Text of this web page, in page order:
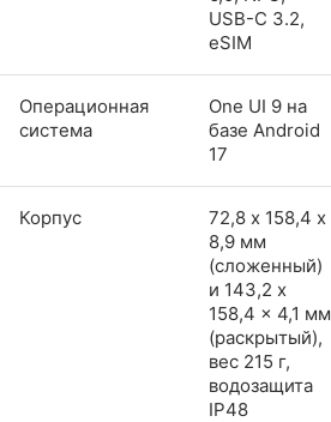
USB-C 3.2,
eSIM
Операционная
система
One UI 9 на
базе Android
17
Корпус
72,8 х 158,4 х
8,9 мм
(сложенный)
и 143,2 x
158,4 x 4,1 мм
(раскрытый),
вес 215 г,
водозащита
IP48